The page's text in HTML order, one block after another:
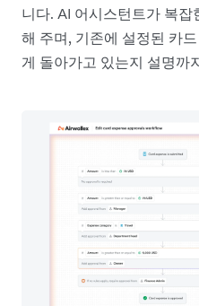
니다. AI 어시스턴트가 복
해 주며, 기존에 설정된 카
게 돌아가고 있는지 설명까